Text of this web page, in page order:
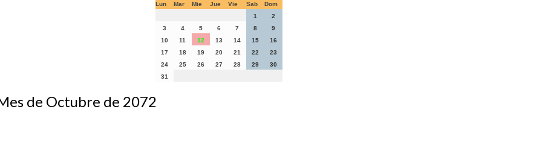
Lun Mar Mie Jue Vie Sab
Dom
1
2
3
4 5 6 7 8
9
10
11 12 13 14 15
16
17
18 19 20 21 22
23
24
25 26 27 28 29
30
31
de Octubre de 2072